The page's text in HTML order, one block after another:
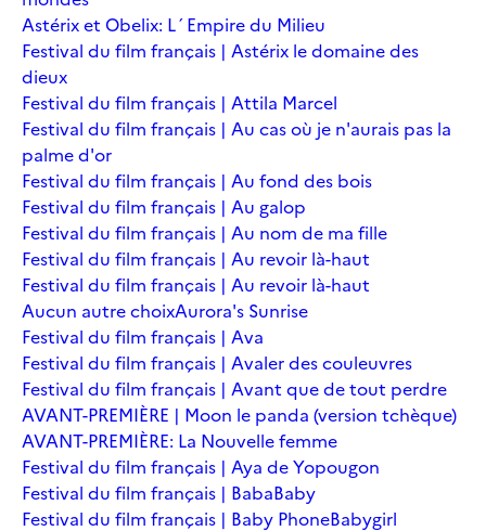
Astérix et Obelix: L´Empire du Milieu
Festival du film français | Astérix le domaine des
dieux
Festival du film français | Attila Marcel
Festival du film français | Au cas où je n'aurais pas la
palme d'or
Festival du film français | Au fond des bois
Festival du film français | Au galop
Festival du film français | Au nom de ma fille
Festival du film français | Au revoir là-haut
Festival du film français | Au revoir là-haut
Aucun autre choixAurora's Sunrise
Festival du film français | Ava
Festival du film français | Avaler des couleuvres
Festival du film français | Avant que de tout perdre
AVANT-PREMIÈRE | Moon le panda (version tchèque)
AVANT-PREMIÈRE: La Nouvelle femme
Festival du film français | Aya de Yopougon
Festival du film français | BabaBaby
Festival du film français | Baby PhoneBabygirl